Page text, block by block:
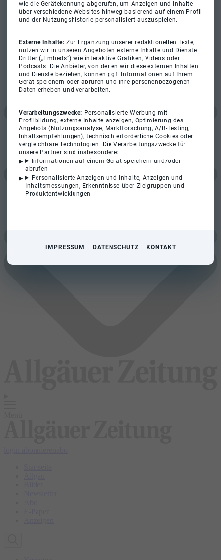
wie die Gerätekennung abgerufen, um Anzeigen und Inhalte
über verschiedene Websites hinweg basierend auf einem Profil
und der Nutzungshistorie personalisiert auszuspielen.
Externe Inhalte:Zur Ergänzung unserer redaktionellen Texte,
nutzen wir in unseren Angeboten externe Inhalte und Dienste
Dritter („Embeds“) wie interaktive Grafiken, Videos oder
Podcasts. Die Anbieter, von denen wir diese externen Inhalten
und Dienste beziehen, können ggf. Informationen auf Ihrem
Gerät speichern oder abrufen und Ihre personenbezogenen
Daten erheben und verarbeiten.
Verarbeitungszwecke: Personalisierte Werbung mit
Profilbildung, externe Inhalte anzeigen, Optimierung des
Angebots (Nutzungsanalyse, Marktforschung, A/B-Testing,
Inhaltsempfehlungen), technisch erforderliche Cookies oder
vergleichbare Technologien. Die Verarbeitungszwecke für
unsere Partner sind insbesondere:
Informationen auf einem Gerät speichern und/oder
abrufen
Personalisierte Anzeigen und Inhalte, Anzeigen und
Inhaltsmessungen, Erkenntnisse über Zielgruppen und
Produktentwicklungen
IMPRESSUM DATENSCHUTZ KONTAKT